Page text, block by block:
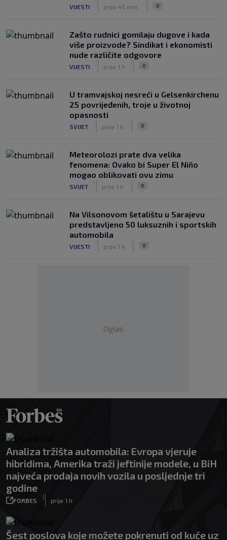
VIJESTI prije 45 min. 0
Zašto rudnici gomilaju dugove i kada
više proizvode? Sindikat i ekonomisti
nude različite odgovore
VIJESTI prije 1 h 0
U tramvajskoj nesreći u Gelsenkirchenu
25 povrijeđenih, troje u životnoj
opasnosti
SVIJET prije 1 h 0
Meteorolozi prate dva velika
fenomena: Ovako bi Super El Niño
mogao oblikovati ovu zimu
SVIJET prije 1 h 0
Na Vilsonovom šetalištu u Sarajevu
predstavljeno 50 luksuznih i sportskih
automobila
VIJESTI prije 1 h 0
Oglas
Analiza tržišta automobila: Evropa vjeruje
hibridima, Amerika traži jeftinije modele, u BiH
najveća prodaja novih vozila u posljednje tri
godine
FORBES
|
prije 1 h
Šest poslova koje možete pokrenuti od kuće uz